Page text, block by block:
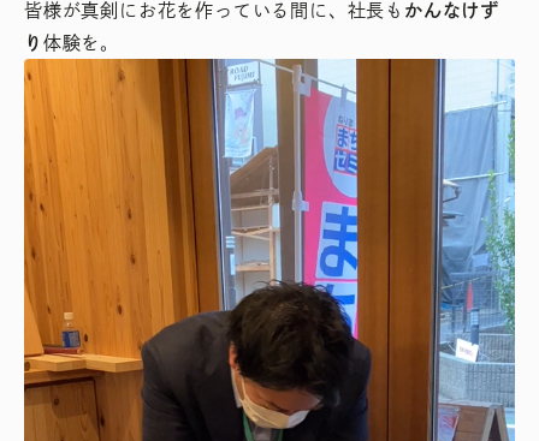
皆様が真剣にお花を作っている間に、社長も かんなけず
り 体験を。